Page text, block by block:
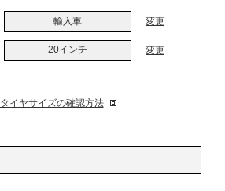
輸入車 変更
20インチ 変更
タイヤサイズの確認方法